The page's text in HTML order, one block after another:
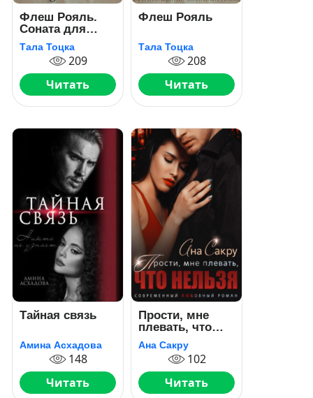
Флеш Рояль.
Соната для
Бетховена
Тала Тоцка
209
Читать
Флеш Рояль
Тала Тоцка
208
Читать
Тайная связь
Амина Асхадова
148
Читать
Прости, мне
плевать, что
нельзя
Ана Сакру
102
Читать